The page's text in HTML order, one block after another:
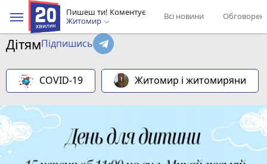
Пишеш ти! Коментує
Житомир
Всі новини
ДітямПідпишись
COVID-19 Житомир і житомиряни